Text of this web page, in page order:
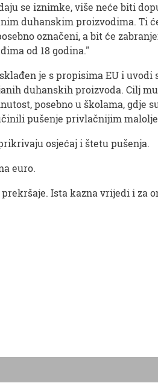
se iznimke, više neće biti
duhanskim proizvodima. Ti
označeni, a bit će
od 18 godina."
je s propisima EU i uvodi
duhanskih proizvoda. Cilj
posebno u školama, gdje
pušenje privlačnijim
osjećaj i štetu pušenja.
euro.
Ista kazna vrijedi i za